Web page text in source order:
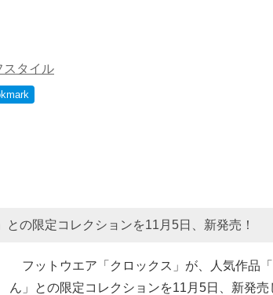
スタイル
の限定コレクションを11月5日、新発売！
フットウエア「クロックス」が、人気作品
ん」との限定コレクションを11月5日、新発売